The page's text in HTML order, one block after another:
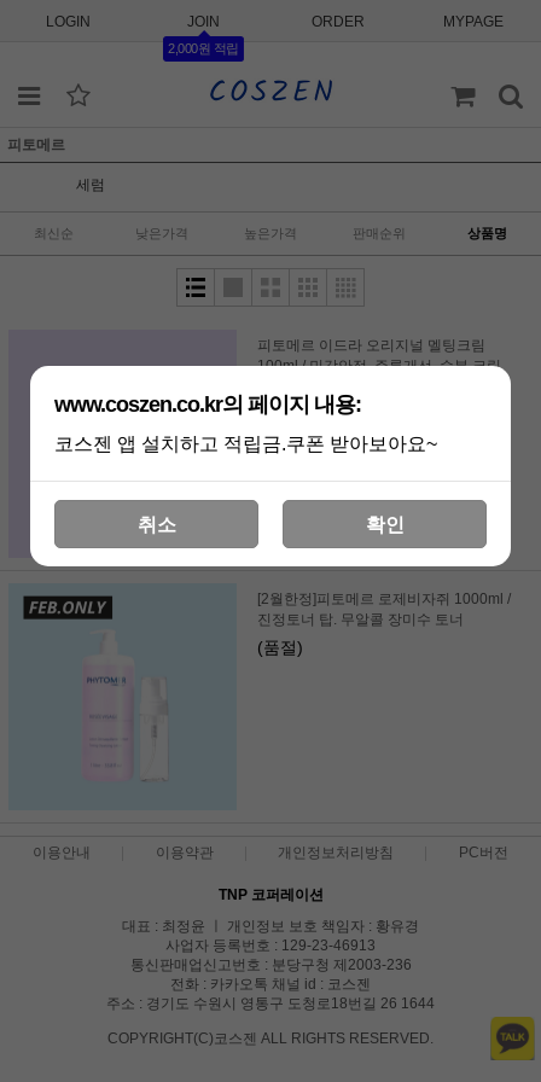
LOGIN JOIN
2,000원 적립
ORDER MYPAGE
피토메르
세럼
최신순 낮은가격 높은가격 판매순위 상품명
피토메르 이드라 오리지널 멜팅크림
100ml / 민감안정. 주름개선. 수분 크림
94,000원
[2월한정]피토메르 로제비자쥐 1000ml /
진정토너 탑. 무알콜 장미수 토너
(품절)
이용안내 이용약관 개인정보처리방침 PC버전
TNP 코퍼레이션
대표 : 최정윤 ㅣ 개인정보 보호 책임자 : 황유경
사업자 등록번호 : 129-23-46913
통신판매업신고번호 : 분당구청 제2003-236
전화 : 카카오톡 채널 id : 코스젠
주소 : 경기도 수원시 영통구 도청로18번길 26 1644
COPYRIGHT(C)코스젠 ALL RIGHTS RESERVED.
www.coszen.co.kr의 페이지 내용:
코스젠 앱 설치하고 적립금.쿠폰 받아보아요~
취소 확인